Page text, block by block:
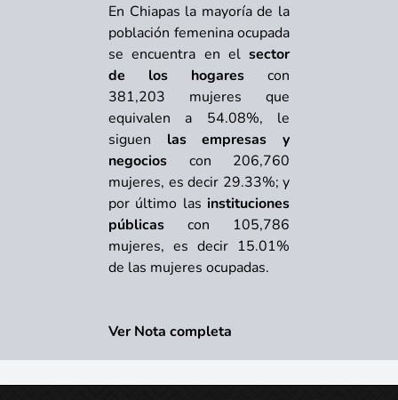
En Chiapas la mayoría de la
población femenina ocupada
se encuentra en el sector
de los hogares con
381,203 mujeres que
equivalen a 54.08%, le
siguen las empresas y
negocios con 206,760
mujeres, es decir 29.33%; y
por último las instituciones
públicas con 105,786
mujeres, es decir 15.01%
de las mujeres ocupadas.
Ver Nota completa